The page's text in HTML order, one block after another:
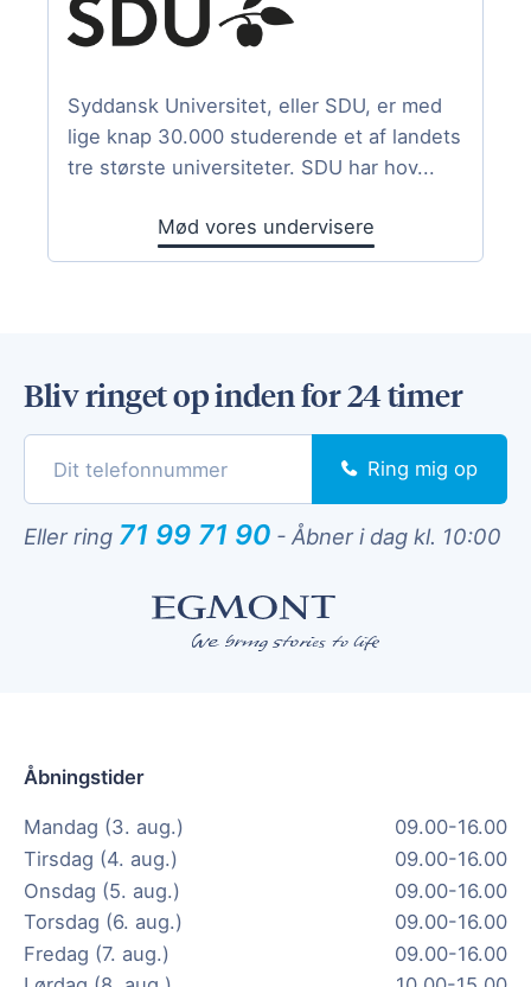
Syddansk Universitet, eller SDU, er med
lige knap 30.000 studerende et af landets
tre største universiteter. SDU har hov...
Mød vores undervisere
Bliv ringet op inden for 24 timer
Ring mig op
Eller ring 71 99 71 90 - Åbner i dag kl. 10:00
Åbningstider
Mandag (3. aug.)
09.00-16.00
Tirsdag (4. aug.)
09.00-16.00
Onsdag (5. aug.)
09.00-16.00
Torsdag (6. aug.)
09.00-16.00
Fredag (7. aug.)
09.00-16.00